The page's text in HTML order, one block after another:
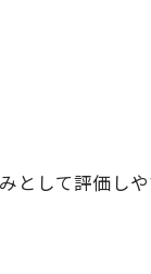
して評価しや